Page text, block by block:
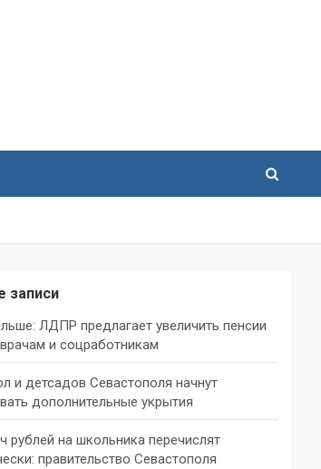
записи
ЛДПР предлагает увеличить пенсии
и соцработникам
и детсадов Севастополя начнут
дополнительные укрытия
рублей на школьника перечислят
правительство Севастополя